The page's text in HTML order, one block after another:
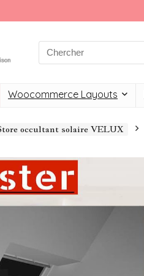
Woocommerce Layouts
occultant solaire VELUX